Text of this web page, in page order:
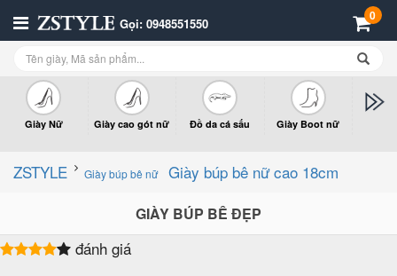
Gọi: 0948551550 0
Giày Nữ Giày cao gót nữ Đồ da cá sấu Giày Boot nữ
ZSTYLE Giày búp bê nữ Giày búp bê nữ cao 18cm
GIÀY BÚP BÊ ĐẸP
đánh giá